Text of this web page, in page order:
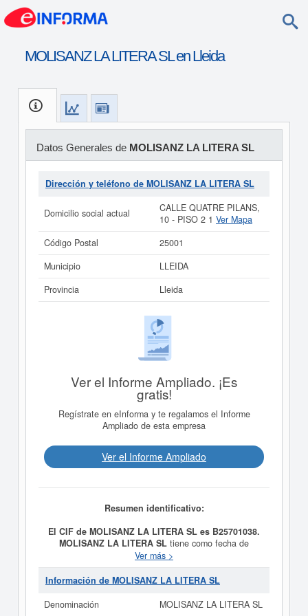
MOLISANZ LA LITERA SL en Lleida
Datos Generales de MOLISANZ LA LITERA SL
Dirección y teléfono de MOLISANZ LA LITERA SL
Domicilio social actual
CALLE QUATRE PILANS,
10 - PISO 2 1 Ver Mapa
Código Postal
25001
Municipio
LLEIDA
Provincia
Lleida
Ver el Informe Ampliado. ¡Es
gratis!
Regístrate en eInforma y te regalamos el Informe
Ampliado de esta empresa
Ver el Informe Ampliado
Resumen identificativo:
El CIF de MOLISANZ LA LITERA SL es B25701038.
MOLISANZ LA LITERA SL tiene como fecha de
creación el día 11/12/2009 y su meta es LA
EXPLOTACION DE BARES, CAFETERIAS,
RESTAURANTES, PUBS, DISCOTECAS Y TODACLASE
ARRENDADOS O EN REGIMEN DE FRANQUICIA. LA
Ver más >
Información de MOLISANZ LA LITERA SL
Denominación
MOLISANZ LA LITERA SL